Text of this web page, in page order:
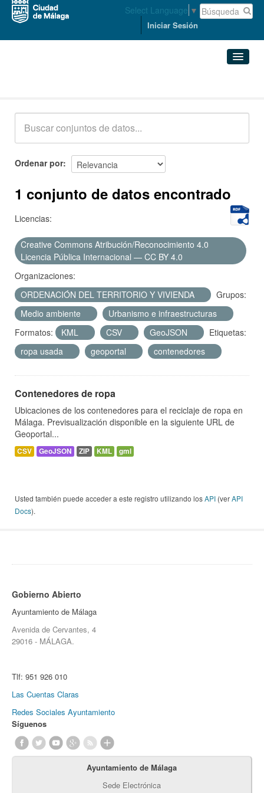
Select Language ▼
Iniciar Sesión
Acerca de
Ordenar por
1 conjunto de datos encontrado
Licencias:
Creative Commons Atribución/Reconocimiento 4.0
Licencia Pública Internacional — CC BY 4.0
Organizaciones:
ORDENACIÓN DEL TERRITORIO Y VIVIENDA
Grupos:
Medio ambiente
Urbanismo e infraestructuras
Formatos:
KML CSV GeoJSON
Etiquetas:
ropa usada
geoportal contenedores
Contenedores de ropa
Ubicaciones de los contenedores para el reciclaje de ropa en
Málaga. Previsualización disponible en la siguiente URL de
Geoportal...
CSV GeoJSON ZIP KML gml
Usted también puede acceder a este registro utilizando losAPI (verAPI
Docs).
Gobierno Abierto
Ayuntamiento de Málaga
Avenida de Cervantes, 4
29016 - MÁLAGA.
Tlf: 951 926 010
Las Cuentas Claras
Redes Sociales Ayuntamiento
Síguenos
Ayuntamiento de Málaga
Sede Electrónica